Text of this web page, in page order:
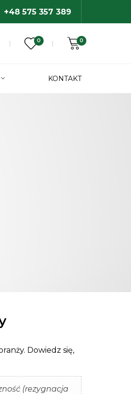
+48 575 357 389
0 0
KONTAKT
Dowiedz się,
(rezygnacja